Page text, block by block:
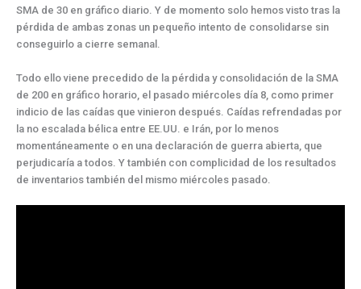
SMA de 30 en gráfico diario. Y de momento solo hemos visto tras la
pérdida de ambas zonas un pequeño intento de consolidarse sin
conseguirlo a cierre semanal.
Todo ello viene precedido de la pérdida y consolidación de la SMA
de 200 en gráfico horario, el pasado miércoles día 8, como primer
indicio de las caídas que vinieron después. Caídas refrendadas por
la no escalada bélica entre EE.UU. e Irán, por lo menos
momentáneamente o en una declaración de guerra abierta, que
perjudicaría a todos. Y también con complicidad de los resultados
de inventarios también del mismo miércoles pasado.